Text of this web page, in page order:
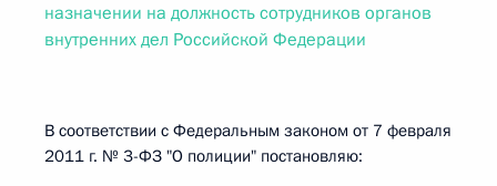
назначении на должность сотрудников органов
внутренних дел Российской Федерации
В соответствии с Федеральным законом от 7 февраля
2011 г. № 3-ФЗ "О полиции" постановляю: